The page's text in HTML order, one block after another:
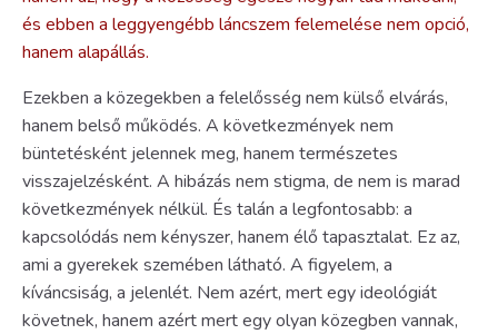
és ebben a leggyengébb láncszem felemelése nem opció,
hanem alapállás.
Ezekben a közegekben a felelősség nem külső elvárás,
hanem belső működés. A következmények nem
büntetésként jelennek meg, hanem természetes
visszajelzésként. A hibázás nem stigma, de nem is marad
következmények nélkül. És talán a legfontosabb: a
kapcsolódás nem kényszer, hanem élő tapasztalat. Ez az,
ami a gyerekek szemében látható. A figyelem, a
kíváncsiság, a jelenlét. Nem azért, mert egy ideológiát
követnek, hanem azért mert egy olyan közegben vannak,